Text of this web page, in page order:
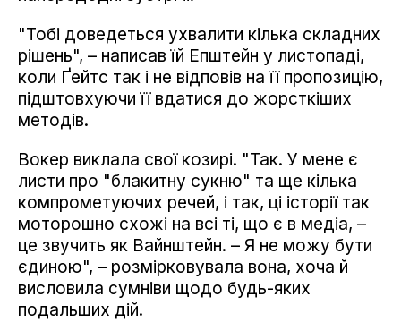
"Тобі доведеться ухвалити кілька складних
рішень", – написав їй Епштейн у листопаді,
коли Ґейтс так і не відповів на її пропозицію,
підштовхуючи її вдатися до жорсткіших
методів.
Вокер виклала свої козирі. "Так. У мене є
листи про "блакитну сукню" та ще кілька
компрометуючих речей, і так, ці історії так
моторошно схожі на всі ті, що є в медіа, –
це звучить як Вайнштейн. – Я не можу бути
єдиною", – розмірковувала вона, хоча й
висловила сумніви щодо будь-яких
подальших дій.